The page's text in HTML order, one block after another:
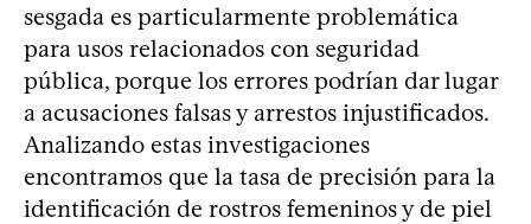
sesgada es particularmente problemática
para usos relacionados con seguridad
pública, porque los errores podrían dar lugar
a acusaciones falsas y arrestos injustificados.
Analizando estas investigaciones
encontramos que la tasa de precisión para la
identificación de rostros femeninos y de piel